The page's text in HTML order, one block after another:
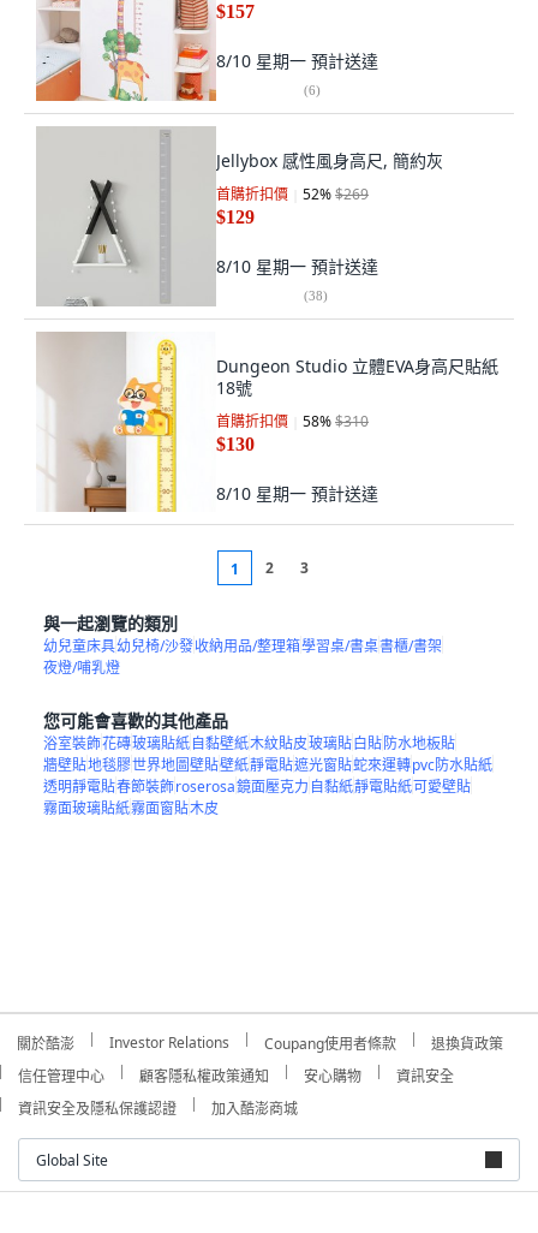
$157
8/10 星期一 預計送達
(6)
Jellybox 感性風身高尺, 簡約灰
首購折扣價 52%$269
$129
8/10 星期一 預計送達
(38)
Dungeon Studio 立體EVA身高尺貼紙
18號
首購折扣價 58%$310
$130
8/10 星期一 預計送達
1 2 3
與一起瀏覽的類別
幼兒童床具幼兒椅/沙發收納用品/整理箱學習桌/書桌書櫃/書架
夜燈/哺乳燈
您可能會喜歡的其他產品
浴室裝飾花磚玻璃貼紙自黏壁紙木紋貼皮玻璃貼白貼防水地板貼
牆壁貼地毯膠世界地圖壁貼壁紙靜電貼遮光窗貼蛇來運轉pvc防水貼紙
透明靜電貼春節裝飾roserosa鏡面壓克力 自黏紙靜電貼紙可愛壁貼
霧面玻璃貼紙霧面窗貼木皮
關於酷澎 Investor Relations Coupang使用者條款
退換貨政策
信任管理中心
顧客隱私權政策通知 安心購物
資訊安全
資訊安全及隱私保護認證
加入酷澎商城
Global Site